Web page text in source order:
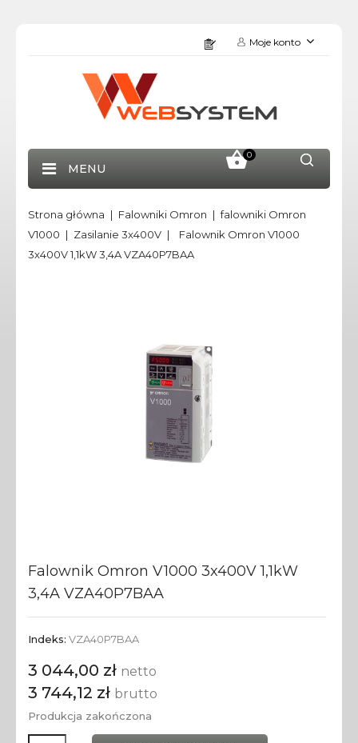
Moje konto
0
MENU
Strona główna Falowniki Omron
falowniki Omron
V1000
Zasilanie 3x400V
Falownik Omron V1000
3x400V 1,1kW 3,4A VZA40P7BAA
Falownik Omron V1000 3x400V 1,1kW
3,4A VZA40P7BAA
Indeks: VZA40P7BAA
3 044,00 zł netto
3 744,12 zł brutto
Produkcja zakończona